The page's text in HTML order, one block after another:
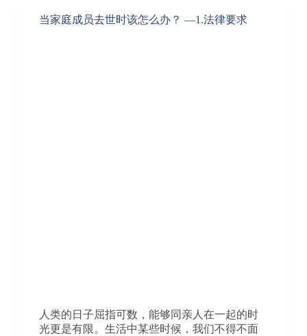
当家庭成员去世时该怎么办？ —1.法律要求
人类的日子屈指可数，能够同亲人在一起的时
光更是有限。生活中某些时候，我们不得不面